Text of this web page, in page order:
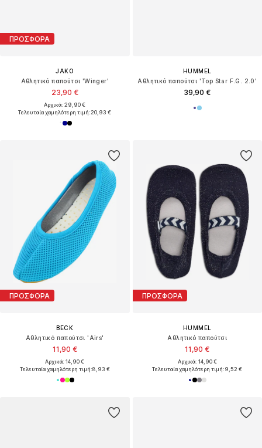
ΠΡΟΣΦΟΡΑ
JAKO
Αθλητικό παπούτσι 'Winger'
23,90 €
Αρχικά: 29,90 €
Τελευταία χαμηλότερη τιμή:20,93 €
HUMMEL
Αθλητικό παπούτσι 'Top Star F.G. 2.0'
39,90 €
ΠΡΟΣΦΟΡΑ
BECK
Αθλητικό παπούτσι 'Airs'
11,90 €
Αρχικά: 14,90 €
Τελευταία χαμηλότερη τιμή:8,93 €
ΠΡΟΣΦΟΡΑ
HUMMEL
Αθλητικό παπούτσι
11,90 €
Αρχικά: 14,90 €
Τελευταία χαμηλότερη τιμή:9,52 €